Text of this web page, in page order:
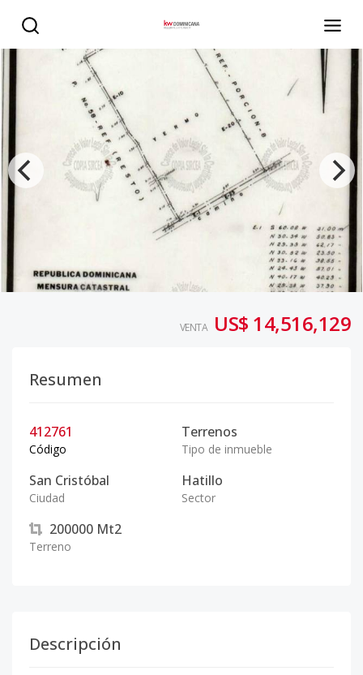
VENTA US$ 14,516,129
Resumen
412761
Código
Terrenos
Tipo de inmueble
San Cristóbal
Ciudad
Hatillo
Sector
200000 Mt2
Terreno
Descripción